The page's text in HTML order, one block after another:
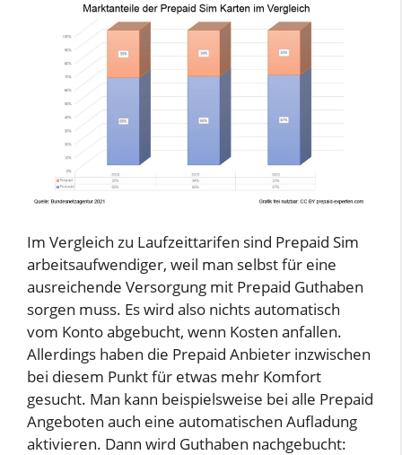
o
Im Vergleich zu Laufzeittarifen sind Prepaid Sim
arbeitsaufwendiger, weil man selbst für eine
ausreichende Versorgung mit Prepaid Guthaben
sorgen muss. Es wird also nichts automatisch
vom Konto abgebucht, wenn Kosten anfallen.
Allerdings haben die Prepaid Anbieter inzwischen
bei diesem Punkt für etwas mehr Komfort
gesucht. Man kann beispielsweise bei alle Prepaid
Angeboten auch eine automatischen Aufladung
aktivieren. Dann wird Guthaben nachgebucht: